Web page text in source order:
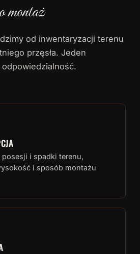
montaż
od inwentaryzacji terenu
przęsła. Jeden
i spadki terenu,
i sposób montażu